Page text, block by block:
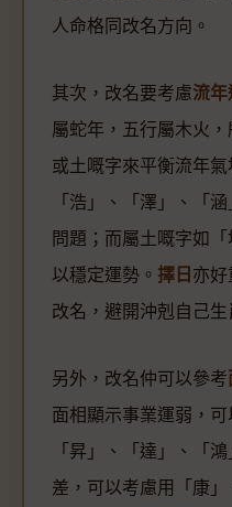
人命格同改名方向。
其次，改名要考慮流年
屬蛇年，五行屬木火
或土嘅字來平衡流年
「浩」、「澤」、「
問題；而屬土嘅字如
以穩定運勢。 擇日 亦好
改名，避開沖剋自己生
另外，改名仲可以參考
面相顯示事業運弱，
「昇」、「達」、「
差，可以考慮用「康